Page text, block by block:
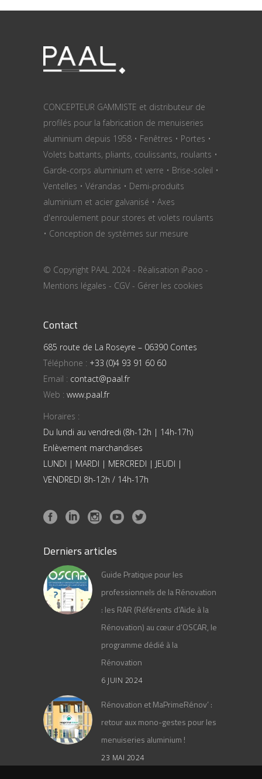
CONCEPTEUR GAMMISTE et distributeur de
profilés pour la fabrication de menuiseries
aluminium depuis 1958 • Fenêtres • Portes •
Volets battants, pliants, coulissants, roulants •
Garde-corps aluminium et verre • Brise-soleil •
Ventelles • Vérandas • Demi-produits
aluminium et acier galvanisé • Axes
d'enroulement pour stores et volets roulants
• Conception de systèmes sur mesure
© Copyright PAAL 2024 - Réalisation iPaoo -
Mentions légales - CGV - Gérer les cookies
Contact
685 route de La Roseyre – 06390 Contes
Téléphone : +33 (0)4 93 91 60 60
Email : contact@paal.fr
Web : www.paal.fr
Horaires :
Du lundi au vendredi (8h-12h | 14h-17h)
Enlèvement marchandises
LUNDI | MARDI | MERCREDI | JEUDI |
VENDREDI 8h-12h / 14h-17h
Derniers articles
Guide Pratique pour les
professionnels de la Rénovation
: les RAR (Référents d’Aide à la
Rénovation) au cœur d’OSCAR, le
programme dédié à la
Rénovation
6 JUIN 2024
Rénovation et MaPrimeRénov’ :
retour aux mono-gestes pour les
menuiseries aluminium !
23 MAI 2024